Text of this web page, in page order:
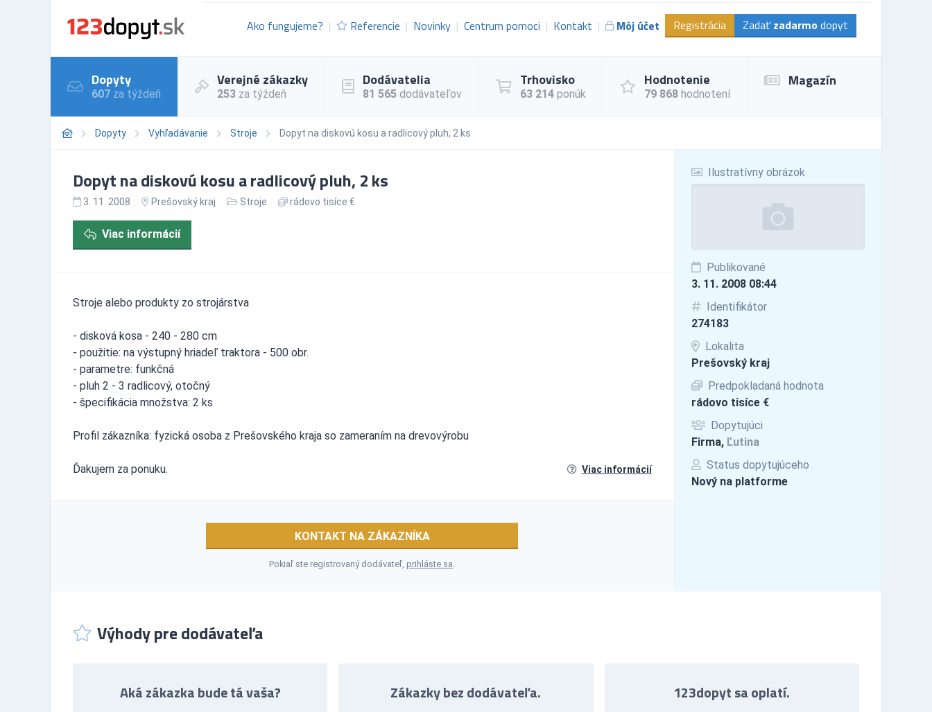
Ako fungujeme? Referencie Novinky Centrum pomoci Kontakt Môj účet Registrácia Zadať zadarmo dopyt
Dopyty
607 za týždeň
Verejné zákazky
253 za týždeň
Dodávatelia
81 565 dodávateľov
Trhovisko
63 214 ponúk
Hodnotenie
79 868 hodnotení
Magazín
Dopyty Vyhľadávanie Stroje Dopyt na diskovú kosu a radlicový pluh, 2 ks
Ilustratívny obrázok
Publikované
3. 11. 2008 08:44
Identifikátor
274183
Lokalita
Prešovský kraj
Predpokladaná hodnota
rádovo tisíce €
Dopytujúci
Firma, Ľutina
Status dopytujúceho
Nový na platforme
Dopyt na diskovú kosu a radlicový pluh, 2 ks
3. 11. 2008 Prešovský kraj Stroje rádovo tisíce €
Viac informácií
Stroje alebo produkty zo strojárstva
- disková kosa - 240 - 280 cm
- použitie: na výstupný hriadeľ traktora - 500 obr.
- parametre: funkčná
- pluh 2 - 3 radlicový, otočný
- špecifikácia množstva: 2 ks
Profil zákazníka: fyzická osoba z Prešovského kraja so zameraním na drevovýrobu
Ďakujem za ponuku. Viac informácií
KONTAKT NA ZÁKAZNÍKA
Pokiaľ ste registrovaný dodávateľ,prihláste sa
Výhody pre dodávateľa
Aká zákazka bude tá vaša? Zákazky bez dodávateľa. 123dopyt sa oplatí.